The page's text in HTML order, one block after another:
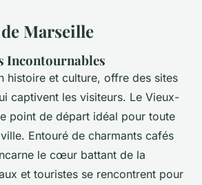
Marseille
Incontournables
histoire et culture, offre des sites
captivent les visiteurs. Le Vieux-
point de départ idéal pour toute
Entouré de charmants cafés
le cœur battant de la
et touristes se rencontrent pour